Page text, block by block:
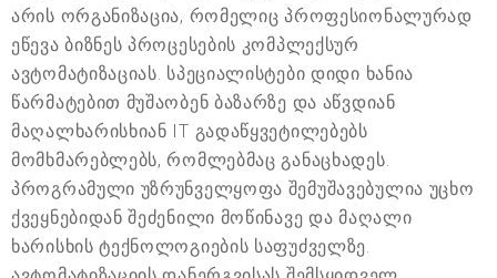
არის ორგანიზაცია, რომელიც პროფესიონალურად
ეწევა ბიზნეს პროცესების კომპლექსურ
ავტომატიზაციას. სპეციალისტები დიდი ხანია
წარმატებით მუშაობენ ბაზარზე და აწვდიან
მაღალხარისხიან IT გადაწყვეტილებებს
მომხმარებლებს, რომლებმაც განაცხადეს.
პროგრამული უზრუნველყოფა შემუშავებულია უცხო
ქვეყნებიდან შეძენილი მოწინავე და მაღალი
ხარისხის ტექნოლოგიების საფუძველზე.